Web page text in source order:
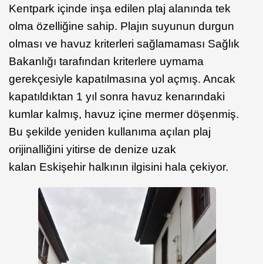
Kentpark içinde inşa edilen plaj alanında tek
olma özelliğine sahip. Plajın suyunun durgun
olması ve havuz kriterleri sağlamaması Sağlık
Bakanlığı tarafından kriterlere uymama
gerekçesiyle kapatılmasına yol açmış. Ancak
kapatıldıktan 1 yıl sonra havuz kenarındaki
kumlar kalmış, havuz içine mermer döşenmiş.
Bu şekilde yeniden kullanıma açılan plaj
orijinalliğini yitirse de denize uzak
kalan Eskişehir halkının ilgisini hala çekiyor.